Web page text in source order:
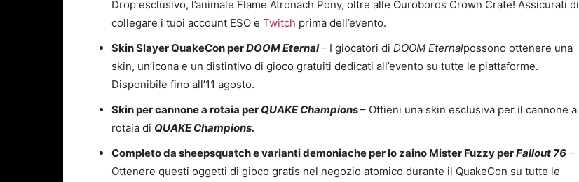
Drop esclusivo, l’animale Flame Atronach Pony, oltre alle Ouroboros Crown Crate! Assicurati di
collegare i tuoi account ESO e Twitch prima dell’evento.
Skin Slayer QuakeCon perDOOM Eternal– I giocatori di DOOM Eternalpossono ottenere una
skin, un’icona e un distintivo di gioco gratuiti dedicati all’evento su tutte le piattaforme.
Disponibile fino all’11 agosto.
Skin per cannone a rotaia per QUAKE Champions– Ottieni una skin esclusiva per il cannone a
rotaia di QUAKE Champions.
Completo da sheepsquatch e varianti demoniache per lo zaino Mister Fuzzy perFallout 76 –
Ottenere questi oggetti di gioco gratis nel negozio atomico durante il QuakeCon su tutte le